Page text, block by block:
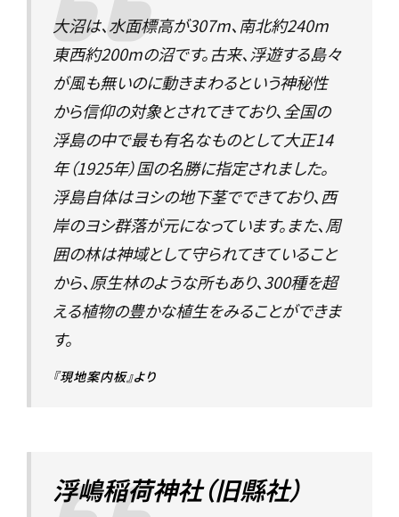
大沼は、水面標高が307m、南北約240m
東西約200mの沼です。古来、浮遊する島々
が風も無いのに動きまわるという神秘性
から信仰の対象とされてきており、全国の
浮島の中で最も有名なものとして大正14
年（1925年）国の名勝に指定されました。
浮島自体はヨシの地下茎でできており、西
岸のヨシ群落が元になっています。また、周
囲の林は神域として守られてきていること
から、原生林のような所もあり、300種を超
える植物の豊かな植生をみることができま
す。
『現地案内板』より
浮嶋稲荷神社（旧縣社）